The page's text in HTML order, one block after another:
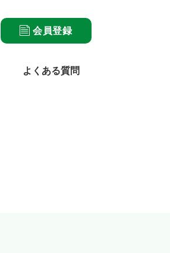
会員登録
よくある質問